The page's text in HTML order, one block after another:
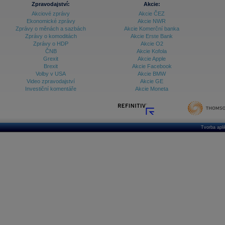
Archiv - Treasury alerty
Archiv - Vývoj české koruny
Archiv analýz - Makroukazatele
Ceny průmyslových výrobců - Data a prognózy
Ceny průmyslových výrobců - Graf (ČR)
Databanka - Akcie
Zpravodajství:
Akciové zprávy
Ekonomické zprávy
Zprávy o měnách a sazbách
Zprávy o komoditách
Zprávy o HDP
ČNB
Grexit
Brexit
Volby v USA
Video zpravodajství
Investiční komentáře
Akcie:
Akcie ČEZ
Akcie NWR
Akcie Komerční banka
Akcie Erste Bank
Akcie O2
Akcie Kofola
Akcie Apple
Akcie Facebook
Akcie BMW
Akcie GE
Akcie Moneta
Tvorba